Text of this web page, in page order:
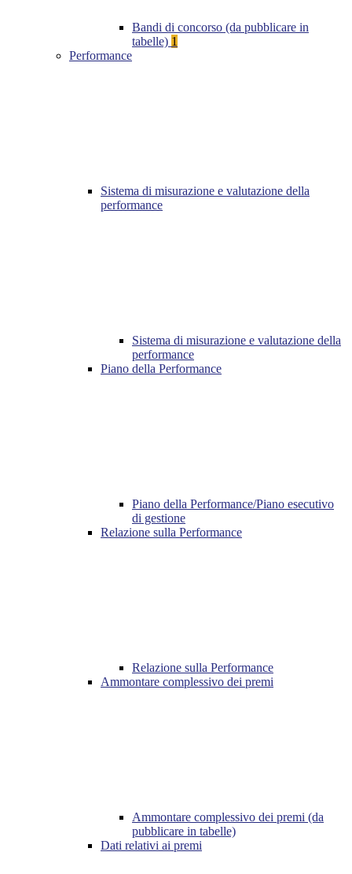
Bandi di concorso (da pubblicare in
tabelle) 1
Performance
Sistema di misurazione e valutazione della
performance
Sistema di misurazione e valutazione della
performance
Piano della Performance
Piano della Performance/Piano esecutivo
di gestione
Relazione sulla Performance
Relazione sulla Performance
Ammontare complessivo dei premi
Ammontare complessivo dei premi (da
pubblicare in tabelle)
Dati relativi ai premi